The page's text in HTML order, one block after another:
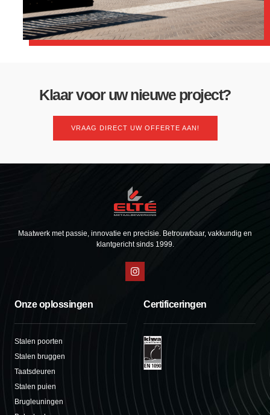
Klaar voor uw nieuwe project?
VRAAG DIRECT UW OFFERTE AAN!
Maatwerk met passie, innovatie en precisie. Betrouwbaar, vakkundig en
klantgericht sinds 1999.
Onze oplossingen
Stalen poorten
Stalen bruggen
Taatsdeuren
Stalen puien
Brugleuningen
Certificeringen